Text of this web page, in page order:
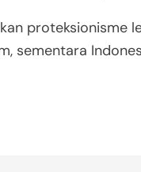
proteksionisme
sementara